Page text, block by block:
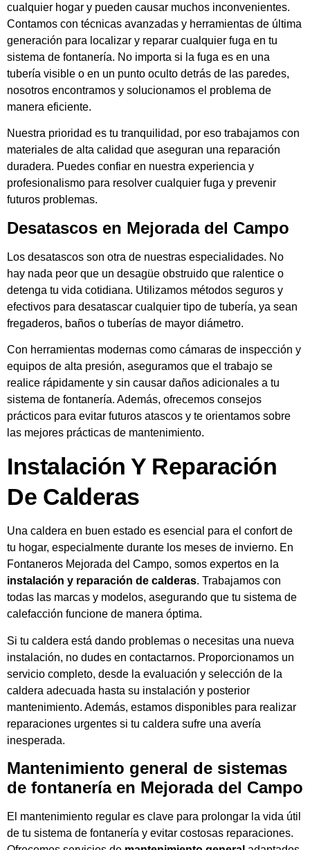
cualquier hogar y pueden causar muchos inconvenientes.
Contamos con técnicas avanzadas y herramientas de última
generación para localizar y reparar cualquier fuga en tu
sistema de fontanería. No importa si la fuga es en una
tubería visible o en un punto oculto detrás de las paredes,
nosotros encontramos y solucionamos el problema de
manera eficiente.
Nuestra prioridad es tu tranquilidad, por eso trabajamos con
materiales de alta calidad que aseguran una reparación
duradera. Puedes confiar en nuestra experiencia y
profesionalismo para resolver cualquier fuga y prevenir
futuros problemas.
Desatascos en Mejorada del Campo
Los desatascos son otra de nuestras especialidades. No
hay nada peor que un desagüe obstruido que ralentice o
detenga tu vida cotidiana. Utilizamos métodos seguros y
efectivos para desatascar cualquier tipo de tubería, ya sean
fregaderos, baños o tuberías de mayor diámetro.
Con herramientas modernas como cámaras de inspección y
equipos de alta presión, aseguramos que el trabajo se
realice rápidamente y sin causar daños adicionales a tu
sistema de fontanería. Además, ofrecemos consejos
prácticos para evitar futuros atascos y te orientamos sobre
las mejores prácticas de mantenimiento.
Instalación Y Reparación
De Calderas
Una caldera en buen estado es esencial para el confort de
tu hogar, especialmente durante los meses de invierno. En
Fontaneros Mejorada del Campo, somos expertos en la
instalación y reparación de calderas. Trabajamos con
todas las marcas y modelos, asegurando que tu sistema de
calefacción funcione de manera óptima.
Si tu caldera está dando problemas o necesitas una nueva
instalación, no dudes en contactarnos. Proporcionamos un
servicio completo, desde la evaluación y selección de la
caldera adecuada hasta su instalación y posterior
mantenimiento. Además, estamos disponibles para realizar
reparaciones urgentes si tu caldera sufre una avería
inesperada.
Mantenimiento general de sistemas
de fontanería en Mejorada del Campo
El mantenimiento regular es clave para prolongar la vida útil
de tu sistema de fontanería y evitar costosas reparaciones.